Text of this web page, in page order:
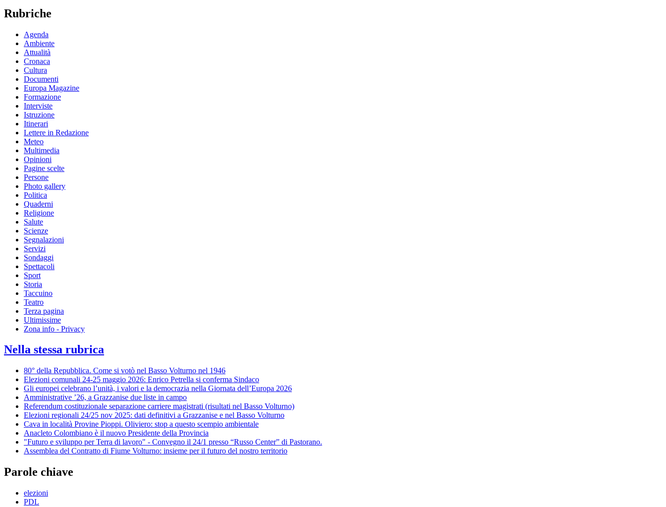
Rubriche
Agenda
Ambiente
Attualità
Cronaca
Cultura
Documenti
Europa Magazine
Formazione
Interviste
Istruzione
Itinerari
Lettere in Redazione
Meteo
Multimedia
Opinioni
Pagine scelte
Persone
Photo gallery
Politica
Quaderni
Religione
Salute
Scienze
Segnalazioni
Servizi
Sondaggi
Spettacoli
Sport
Storia
Taccuino
Teatro
Terza pagina
Ultimissime
Zona info - Privacy
Nella stessa rubrica
80° della Repubblica. Come si votò nel Basso Volturno nel 1946
Elezioni comunali 24-25 maggio 2026: Enrico Petrella si conferma Sindaco
Gli europei celebrano l’unità, i valori e la democrazia nella Giornata dell’Europa 2026
Amministrative ’26, a Grazzanise due liste in campo
Referendum costituzionale separazione carriere magistrati (risultati nel Basso Volturno)
Elezioni regionali 24/25 nov 2025: dati definitivi a Grazzanise e nel Basso Volturno
Cava in località Provine Pioppi. Oliviero: stop a questo scempio ambientale
Anacleto Colombiano è il nuovo Presidente della Provincia
"Futuro e sviluppo per Terra di lavoro" - Convegno il 24/1 presso “Russo Center” di Pastorano.
Assemblea del Contratto di Fiume Volturno: insieme per il futuro del nostro territorio
Parole chiave
elezioni
PDL